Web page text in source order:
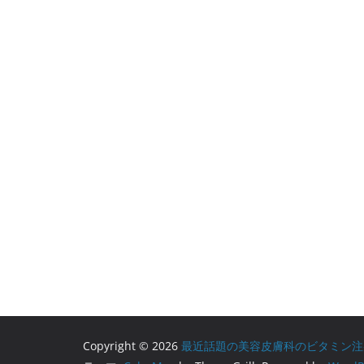
Copyright © 2026 最近話題の美容皮膚科のビタミン